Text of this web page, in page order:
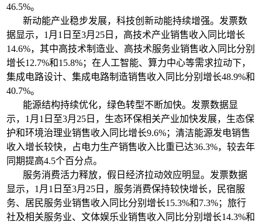
46.5%。
新动能产业稳步发展，科技创新动能持续增强。发票数
据显示，1月1日至3月25日，高技术产业销售收入同比增长
14.6%，其中高技术制造业、高技术服务业销售收入同比分别
增长12.7%和15.8%；在人工智能、算力中心等需求拉动下，
集成电路设计、集成电路制造销售收入同比分别增长48.9%和
40.7%。
能源结构持续优化，绿色转型不断加快。发票数据显
示，1月1日至3月25日，生态环保相关产业加快发展，生态保
护和环境治理业销售收入同比增长9.6%；清洁能源发电销售
收入增长较快，占电力生产销售收入比重已达36.3%，较去年
同期提高4.5个百分点。
服务消费活力释放，假日经济拉动效应明显。发票数据
显示，1月1日至3月25日，服务消费保持较快增长，民宿服
务、居民服务业销售收入同比分别增长15.3%和7.3%；旅行
社及相关服务业、文体娱乐业销售收入同比分别增长14.3%和